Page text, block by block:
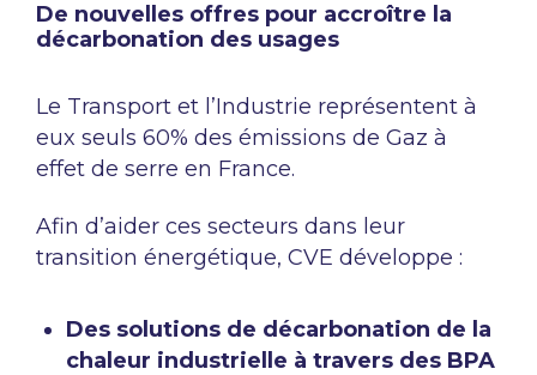
De nouvelles offres pour accroître la
décarbonation des usages
Le Transport et l’Industrie représentent à
eux seuls 60% des émissions de Gaz à
effet de serre en France.
Afin d’aider ces secteurs dans leur
transition énergétique, CVE développe :
Des solutions de décarbonation de la
chaleur industrielle à travers des BPA